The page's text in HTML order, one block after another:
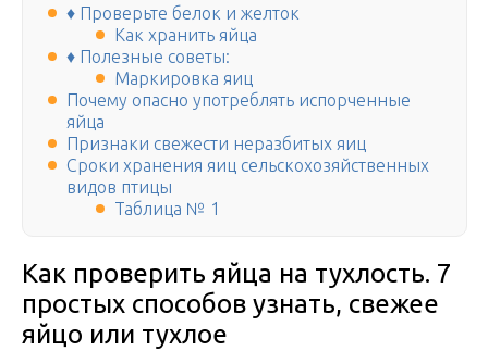
♦ Проверьте белок и желток
Как хранить яйца
♦ Полезные советы:
Маркировка яиц
Почему опасно употреблять испорченные
яйца
Признаки свежести неразбитых яиц
Сроки хранения яиц сельскохозяйственных
видов птицы
Таблица № 1
Как проверить яйца на тухлость. 7
простых способов узнать, свежее
яйцо или тухлое